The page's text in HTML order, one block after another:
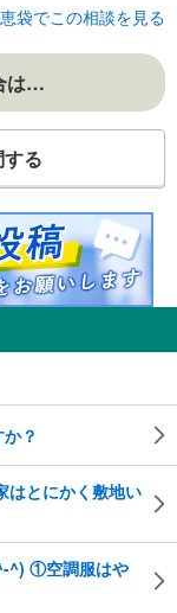
袋でこの相談を見る
は…
る
？
はとにかく敷地い
^) ①空調服はや